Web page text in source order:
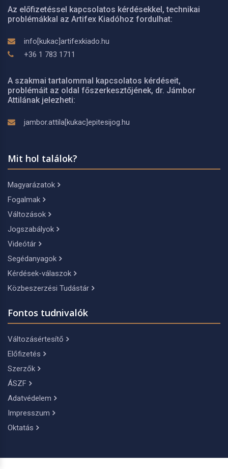
Az előfizetéssel kapcsolatos kérdésekkel, technikai
problémákkal az Artifex Kiadóhoz fordulhat:
info[kukac]artifexkiado.hu
+36 1 783 1711
A szakmai tartalommal kapcsolatos kérdéseit,
problémáit az oldal főszerkesztőjének, dr. Jámbor
Attilának jelezheti:
jambor.attila[kukac]epitesijog.hu
Mit hol találok?
Magyarázatok
Fogalmak
Változások
Jogszabályok
Videótár
Segédanyagok
Kérdések-válaszok
Közbeszerzési Tudástár
Fontos tudnivalók
Változásértesítő
Előfizetés
Szerzők
ÁSZF
Adatvédelem
Impresszum
Oktatás